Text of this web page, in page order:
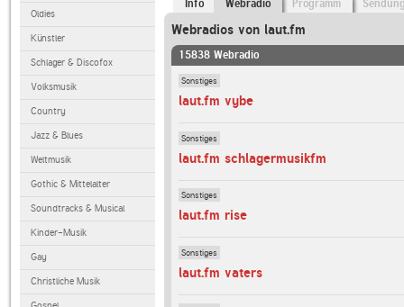
Oldies
Künstler
Schlager & Discofox
Volksmusik
Country
Jazz & Blues
Weltmusik
Gothic & Mittelalter
Soundtracks & Musical
Kinder-Musik
Gay
Christliche Musik
Info Webradio Programm
Webradios von laut.fm
15838 Webradio
Sonstiges
laut.fm vybe
Sonstiges
laut.fm schlagermusikfm
Sonstiges
laut.fm rise
Sonstiges
laut.fm vaters